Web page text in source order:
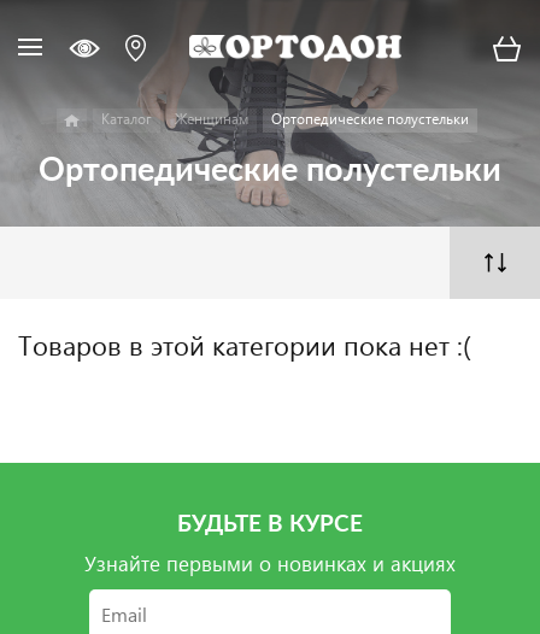
Каталог Женщинам Ортопедические полустельки
Ортопедические полустельки
Товаров в этой категории пока нет :(
БУДЬТЕ В КУРСЕ
Узнайте первыми о новинках и акциях